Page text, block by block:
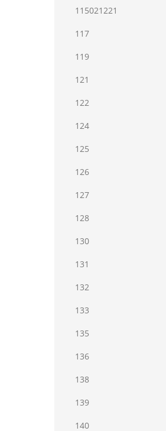
115021221
117
119
121
122
124
125
126
127
128
130
131
132
133
135
136
138
139
140